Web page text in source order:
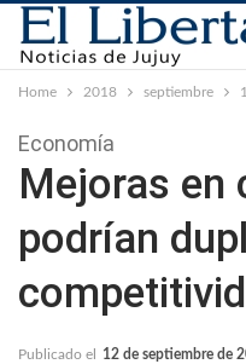
Home 2018 septiembre
Economía
Mejoras en
podrían
Publicado el 12 de septiembre de